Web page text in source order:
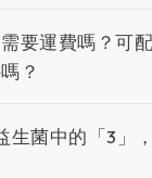
要運費嗎？可
？
生菌中的「3」